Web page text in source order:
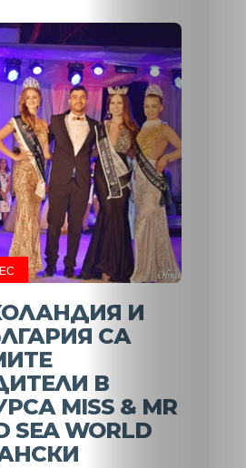
И
СА
В
MISS & MR
SEA WORLD